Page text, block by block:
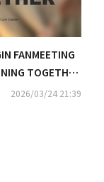
FANMEETING
TOGETHER
催決定！
2026/03/24 21:39